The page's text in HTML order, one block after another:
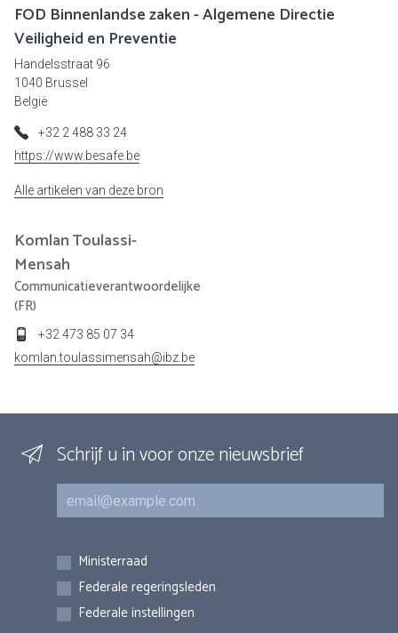
FOD Binnenlandse zaken - Algemene Directie
Veiligheid en Preventie
Handelsstraat 96
1040 Brussel
België
+32 2 488 33 24
https://www.besafe.be
Alle artikelen van deze bron
KomlanToulassi-
Mensah
Communicatieverantwoordelijke
(FR)
+32 473 85 07 34
komlan.toulassimensah@ibz.be
Schrijf u in voor onze nieuwsbrief
E-mail
Inschrijvingen
Ministerraad
Federale regeringsleden
Federale instellingen